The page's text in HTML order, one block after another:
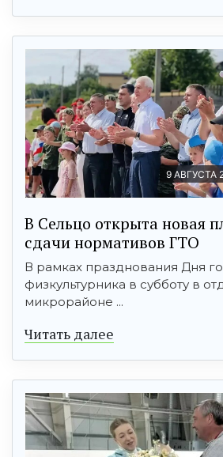
9 АВГУСТА
В Сельцо открыта новая
сдачи нормативов ГТО
В рамках празднования Дня
физкультурника в субботу в
микрорайоне ...
Читать далее